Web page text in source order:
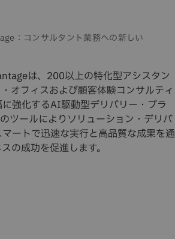
は、200以上の特化型アシスタン
オフィスおよび顧客体験コンサルティ
強化するAI駆動型デリバリー・プラ
ツールによりソリューション・デリバ
ートで迅速な実行と高品質な成果を通
の成功を促進します。